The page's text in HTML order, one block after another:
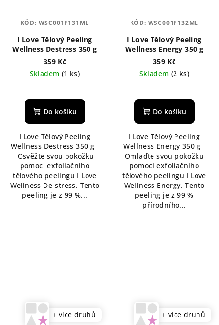
I Love Tělový Peeling
Wellness Destress 350 g
359 Kč
Skladem (1 ks)
Do košíku
I Love Tělový Peeling
Wellness Destress 350 g
Osvěžte svou pokožku
pomocí exfoliačního
tělového peelingu I Love
Wellness De-stress. Tento
peeling je z 99 %...
KÓD: WSC001F131ML
I Love Tělový Peeling
Wellness Energy 350 g
359 Kč
Skladem (2 ks)
Do košíku
I Love Tělový Peeling
Wellness Energy 350 g
Omlaďte svou pokožku
pomocí exfoliačního
tělového peelingu I Love
Wellness Energy. Tento
peeling je z 99 %
přírodního...
KÓD: WSC001F132ML
+ více druhů + více druhů